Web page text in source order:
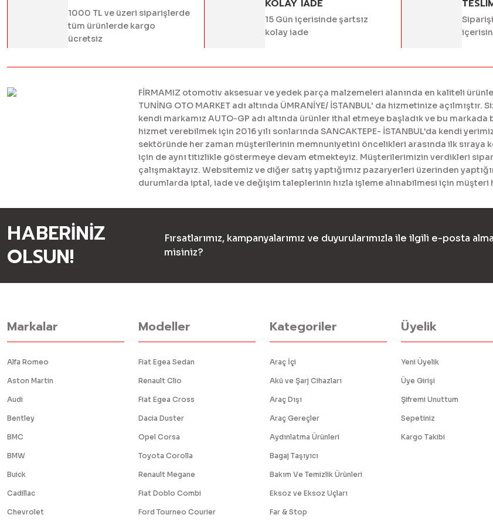
1000 TL ve üzeri siparişlerde
tüm ürünlerde kargo
ücretsiz
KOLAY IADE
15 Gün içerisinde şartsız
kolay iade
FİRMAMIZ otomotiv aksesuar ve yedek parça malzemeleri alanında en kaliteli
TUNİNG OTO MARKET adı altında ÜMRANİYE/ İSTANBUL' da hizmetinize
kendi markamız AUTO-GP adı altında ürünler ithal etmeye başladık ve bu
hizmet verebilmek için 2016 yılı sonlarında SANCAKTEPE- İSTANBUL'da kendi
sektöründe her zaman müşterilerinin memnuniyetini öncelikleri arasında ilk sıraya
için de aynı titizlikle göstermeye devam etmekteyiz. Müşterilerimizin verdikleri
çalışmaktayız. Websitemiz ve diğer satış yaptığımız pazaryerleri üzerinden
durumlarda iptal, iade ve değişim taleplerinin hızla işleme alınabilmesi için
HABERİNİZ
OLSUN!
Fırsatlarımız, kampanyalarımız ve duyurularımızla ile ilgili e-posta
misiniz?
Markalar
Alfa Romeo
Aston Martin
Audi
Bentley
BMC
BMW
Buick
Cadillac
Chevrolet
Modeller
Fiat Egea Sedan
Renault Clio
Fiat Egea Cross
Dacia Duster
Opel Corsa
Toyota Corolla
Renault Megane
Fiat Doblo Combi
Ford Tourneo Courier
Kategoriler
Araç İçi
Akü ve Şarj Cihazları
Araç Dışı
Araç Gereçler
Aydınlatma Ürünleri
Bagaj Taşıyıcı
Bakım Ve Temizlik Ürünleri
Eksoz ve Eksoz Uçları
Far & Stop
Üyelik
Yeni Üyelik
Üye Girişi
Şifremi Unuttum
Sepetiniz
Kargo Takibi